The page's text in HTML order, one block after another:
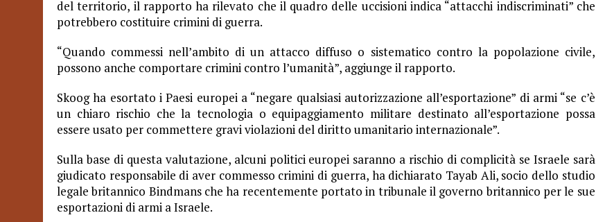
del territorio, il rapporto ha rilevato che il quadro delle uccisioni indica“attacchi indiscriminati” che
potrebbero costituire crimini di guerra.
“Quando commessi nell’ambito di un attacco diffuso o sistematico contro la popolazione civile,
possono anche comportare crimini contro l’umanità”, aggiunge il rapporto.
Skoog ha esortato i Paesi europei a “negare qualsiasi autorizzazione all’esportazione” di armi “se c’è
un chiaro rischio che la tecnologia o equipaggiamento militare destinato all’esportazione possa
essere usato per commettere gravi violazioni del diritto umanitario internazionale”.
Sulla base di questa valutazione, alcuni politici europei saranno a rischio di complicità se Israele sarà
giudicato responsabile di aver commesso crimini di guerra, ha dichiarato Tayab Ali, socio dello studio
legale britannico Bindmans che ha recentemente portato in tribunale il governo britannico per le sue
esportazioni di armi a Israele.